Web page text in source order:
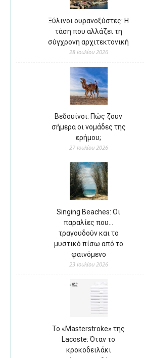
Ξύλινοι ουρανοξύστες: Η
τάση που αλλάζει τη
σύγχρονη αρχιτεκτονική
28 Ιουλίου 2026
Βεδουίνοι: Πώς ζουν
σήμερα οι νομάδες της
ερήμου;
27 Ιουλίου 2026
Singing Beaches: Οι
παραλίες που…
τραγουδούν και το
μυστικό πίσω από το
φαινόμενο
23 Ιουλίου 2026
Το «Masterstroke» της
Lacoste: Όταν το
κροκοδειλάκι